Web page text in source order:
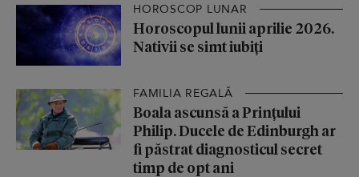
HOROSCOP LUNAR
Horoscopul lunii aprilie 2026.
Nativii se simt iubiți
FAMILIA REGALĂ
Boala ascunsă a Prințului
Philip. Ducele de Edinburgh ar
fi păstrat diagnosticul secret
timp de opt ani